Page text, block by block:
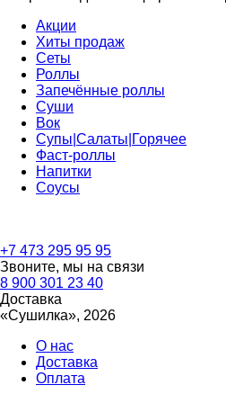
Акции
Хиты продаж
Сеты
Роллы
Запечённые роллы
Суши
Вок
Супы|Салаты|Горячее
Фаст-роллы
Напитки
Соусы
+7 473 295 95 95
Звоните, мы на связи
8 900 301 23 40
Доставка
«Сушилка», 2026
О нас
Доставка
Оплата